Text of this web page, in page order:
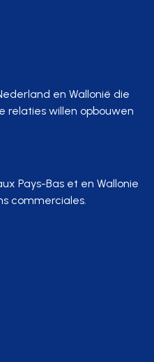
en Wallonië die
relaties willen opbouwen
Pays-Bas et en Wallonie
commerciales.